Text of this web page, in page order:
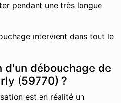
pendant une très longue
intervient dans tout le
d'un débouchage de
(59770) ?
est en réalité un